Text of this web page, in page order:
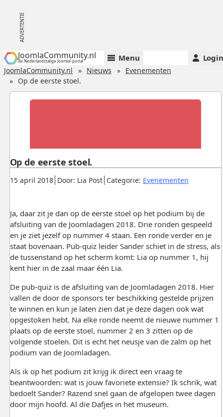
JoomlaCommunity.nl
de Nederlandstalige Joomla!-portal Menu Login
JoomlaCommunity.nl Nieuws
Evenementen
Op de eerste stoel.
Gepubliceerd:
15 april 2018. Door: Lia Post. Categorie: Evenementen.
Op de eerste stoel.
Ja, daar zit je dan op de eerste stoel op het podium bij de
afsluiting van de Joomladagen 2018. Drie ronden gespeeld
en je ziet jezelf op nummer 4 staan. Een ronde verder en je
staat bovenaan. Pub-quiz leider Sander schiet in de stress, als
de tussenstand op het scherm komt: Lia op nummer 1, hij
kent hier in de zaal maar één Lia.
De pub-quiz is de afsluiting van de Joomladagen 2018. Hier
vallen de door de sponsors ter beschikking gestelde prijzen
te winnen en kun je laten zien dat je deze dagen ook wat
opgestoken hebt. Na elke ronde neemt de nieuwe nummer 1
plaats op de eerste stoel, nummer 2 en 3 zitten op de
volgende stoelen. Dit is echt het neusje van de zalm op het
podium van de Joomladagen.
Als ik op het podium zit krijg ik direct een vraag te
beantwoorden: wat is jouw favoriete extensie? Ik schrik, wat
bedoelt Sander? Razend snel gaan de afgelopen twee dagen
door mijn hoofd. Al die Dafjes in het museum.